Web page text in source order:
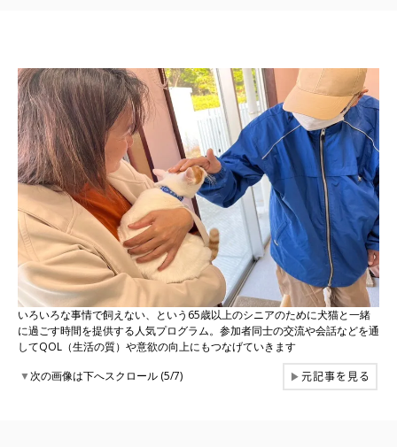
いろいろな事情で飼えない、という65歳以上のシニアのために犬猫と一緒
に過ごす時間を提供する人気プログラム。参加者同士の交流や会話などを通
してQOL（生活の質）や意欲の向上にもつなげていきます
▼次の画像は下へスクロール (5/7) ▶元記事を見る